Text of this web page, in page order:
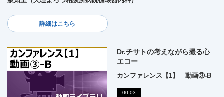
詳細はこちら
Dr.チサトの考えながら撮る心
エコー
カンファレンス【1】 動画③-B
00:03